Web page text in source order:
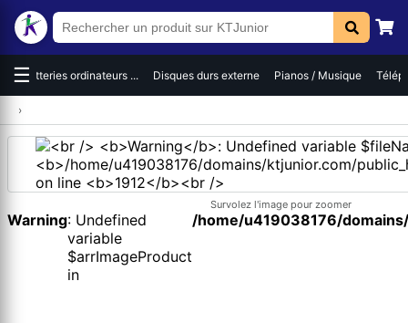
☰Batteries ordinateurs ... Disques durs externe Pianos / Musique
›
Warning: Undefined
variable
$arrImageProduct
in
/home/u419038176/
Survolez l'image pour zoomer